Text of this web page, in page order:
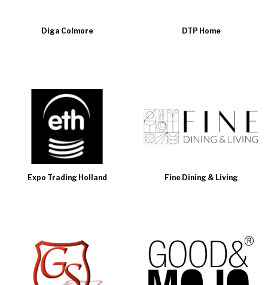
Diga Colmore DTP Home
Expo Trading Holland Fine Dining & Living